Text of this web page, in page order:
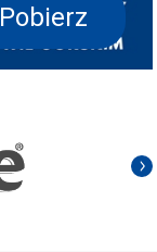
Pobierz